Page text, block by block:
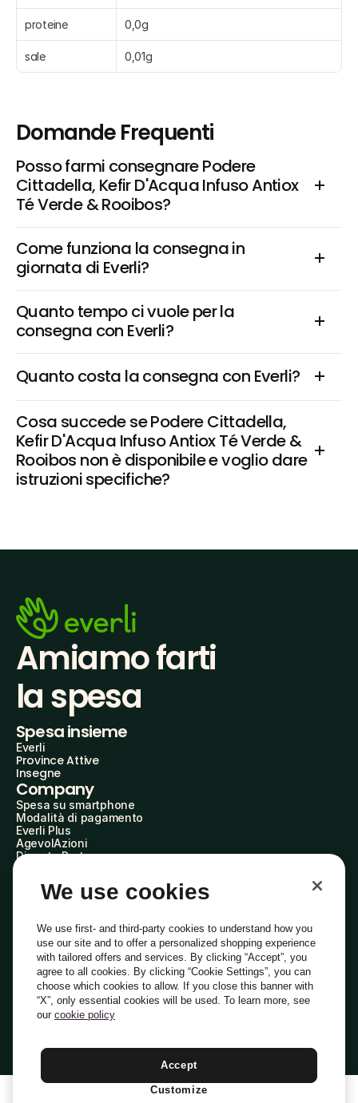
proteine 0,0g
sale 0,01g
Domande Frequenti
Posso farmi consegnare Podere
Cittadella, Kefir D'Acqua Infuso Antiox
Té Verde & Rooibos?
Come funziona la consegna in
giornata di Everli?
Quanto tempo ci vuole per la
consegna con Everli?
Quanto costa la consegna con Everli?
Cosa succede se Podere Cittadella,
Kefir D'Acqua Infuso Antiox Té Verde &
Rooibos non è disponibile e voglio dare
istruzioni specifiche?
Amiamo farti
la spesa
Spesa insieme
Everli
Province Attive
Insegne
Company
Spesa su smartphone
Modalità di pagamento
Everli Plus
AgevolAzioni
Diventa Partner
Everli Shoppers
About Us
Everli News
Domande frequenti
Lavora con noi
Diventa Shopper
Investitori
PrivacyCookiePreferenze Cookie
Termini e CondizioniCodice Etico
Indirizzo PEC: everli@pec.it - indirizzo DPO: dpo@everli.com
Italiano
We use cookies
We use first- and third-party cookies to understand how you
use our site and to offer a personalized shopping experience
with tailored offers and services. By clicking “Accept”, you
agree to all cookies. By clicking “Cookie Settings”, you can
choose which cookies to allow. If you close this banner with
“X”, only essential cookies will be used. To learn more, see
our cookie policy
Accept
Customize